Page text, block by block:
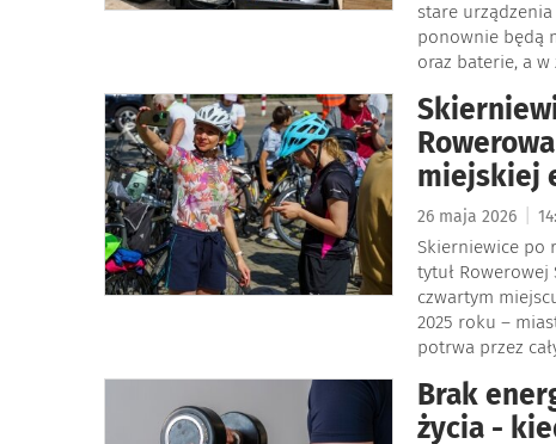
stare urządzenia
ponownie będą
oraz baterie, a
miejskiej
26 maja 2026
Skierniewice po
tytuł
czwartym
2025 roku –
potrwa przez
Brak
życia -